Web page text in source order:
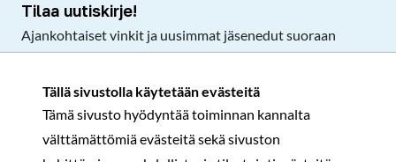
Tällä sivustolla käytetään evästeitä
Tämä sivusto hyödyntää toiminnan kannalta
välttämättömiä evästeitä sekä sivuston
Tilaa uutiskirje!
Ajankohtaiset vinkit ja uusimmat jäsenedut suoraan